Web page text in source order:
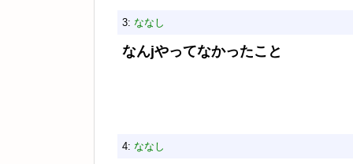
3: ななし
なんjやってなかったこと
4: ななし